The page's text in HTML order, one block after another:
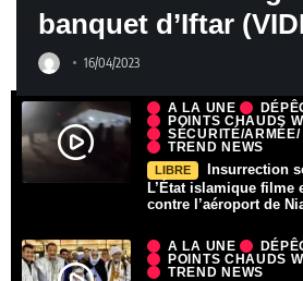
banquet d’Iftar
16/04/2023
A LA UNE
POINTS CHAUDS
SÉCURITÉ/ARMÉE/
TREND NEWS
LIBRE
Insurrection
L’État islamique filme
contre l’aéroport de
A LA UNE
POINTS CHAUDS
TREND NEWS